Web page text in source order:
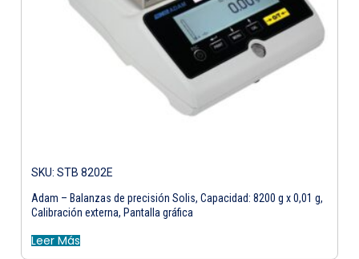
SKU: STB 8202E
Adam – Balanzas de precisión Solis, Capacidad: 8200 g x 0,01 g,
Calibración externa, Pantalla gráfica
Leer Más